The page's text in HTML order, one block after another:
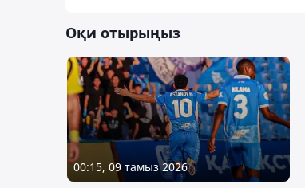
Оқи отырыңыз
00:15, 09 тамыз 2026